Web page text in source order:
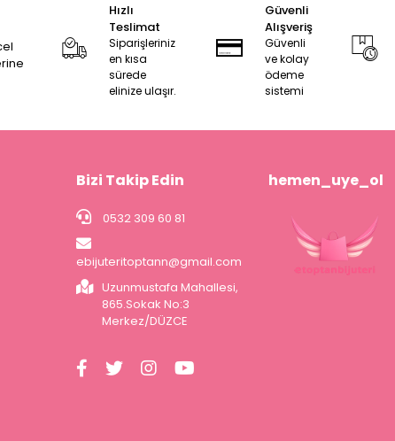
Hızlı
Teslimat
Siparişleriniz
en kısa
sürede
elinize ulaşır.
Güvenli
Alışveriş
Güvenli
ve kolay
ödeme
sistemi
Bizi Takip Edin
0532 309 60 81
ebijuteritoptann@gmail.com
Uzunmustafa Mahallesi,
865.Sokak No:3
Merkez/DÜZCE
hemen_uye_ol